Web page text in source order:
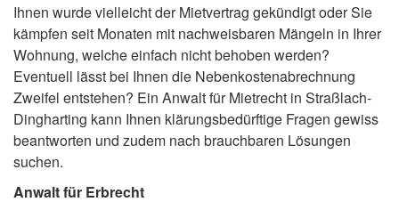
Ihnen wurde vielleicht der Mietvertrag gekündigt oder Sie
kämpfen seit Monaten mit nachweisbaren Mängeln in Ihrer
Wohnung, welche einfach nicht behoben werden?
Eventuell lässt bei Ihnen die Nebenkostenabrechnung
Zweifel entstehen? Ein Anwalt für Mietrecht in Straßlach-
Dingharting kann Ihnen klärungsbedürftige Fragen gewiss
beantworten und zudem nach brauchbaren Lösungen
suchen.
Anwalt für Erbrecht